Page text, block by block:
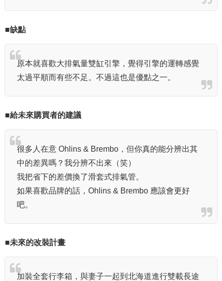
■缺點
原本就喜歡大排氣量雙缸引擎，覺得引擎的運轉感覺
太過平順而有些不足。不過這也是優點之一。
■給未來購買者的建議
很多人在意 Ohlins & Brembo，但你真的能分辨出其
中的差異嗎？我分辨不出來（笑）
我把省下的差價換了滑套式排氣管。
如果喜歡品牌的話，Ohlins & Brembo 應該會更好
吧。
■未來的改裝計畫
加裝全套行李箱，與妻子一起到北海道進行雙載長途